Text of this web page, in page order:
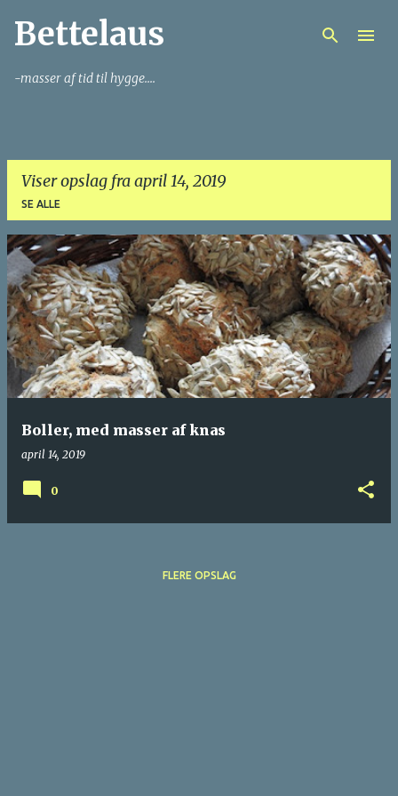
Bettelaus
-masser af tid til hygge....
Viser opslag fra april 14, 2019
SE ALLE
O
p
s
a
g
Boller, med masser af knas
april 14, 2019
0
FLERE OPSLAG